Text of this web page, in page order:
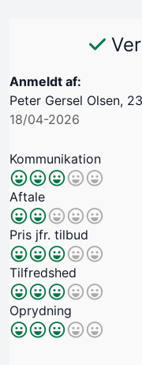
Anmeldt af:
Peter Gersel Olsen,
18/04-2026
Kommunikation
Aftale
Pris jfr. tilbud
Tilfredshed
Oprydning